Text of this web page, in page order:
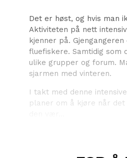
Det er høst, og hvis man
Aktiviteten på nett
kjenner på.
fluefiskere. Samtidig
ulike grupper og forum.
sjarmen med vinteren.
I takt med denne
planer om å kjøre når